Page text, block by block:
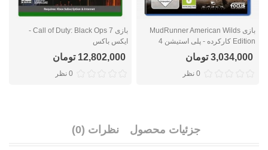
بازی MudRunner American Wilds
Edition کارکرده - پلی استیشن 4
3,034,000 تومان
0 نظر
بازی Call of Duty: Black Ops 7 -
ایکس باکس
12,802,000 تومان
0 نظر
جزئیات محصول نظرات (0)